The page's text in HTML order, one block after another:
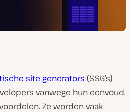
site generators (SSG’s)
vanwege hun eenvoud,
Ze worden vaak